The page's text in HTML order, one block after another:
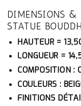
DIMENSIONS &
STATUE
HAUTEUR =
LONGUEUR =
COMPOSITION :
COULEURS :
FINITIONS